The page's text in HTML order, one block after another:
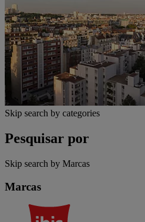
Skip search by categories
Pesquisar por
Skip search by Marcas
Marcas